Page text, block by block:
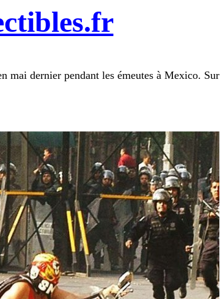
mai dernier pendant les émeutes à Mexico. Sur